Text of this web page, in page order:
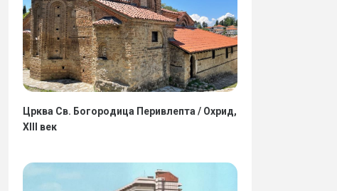
Црква Св. Богородица Перивлепта / Охрид,
XIII век